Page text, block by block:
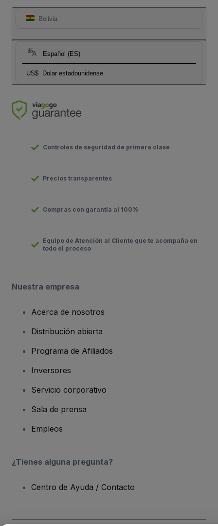
Bolivia
Español (ES)
US$ Dolar estadounidense
Controles de seguridad de primera clase
Precios transparentes
Compras con garantía al 100%
Equipo de Atención al Cliente que te acompaña en
todo el proceso
Nuestra empresa
Acerca de nosotros
Distribución abierta
Programa de Afiliados
Inversores
Servicio corporativo
Sala de prensa
Empleos
¿Tienes alguna pregunta?
Centro de Ayuda / Contacto